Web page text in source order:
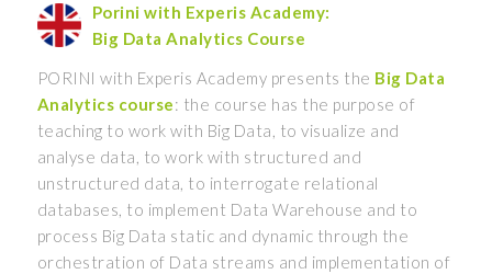
Porini with Experis Academy:
Big Data Analytics Course
PORINI with Experis Academy presents the Big Data
Analytics course: the course has the purpose of
teaching to work with Big Data, to visualize and
analyse data, to work with structured and
unstructured data, to interrogate relational
databases, to implement Data Warehouse and to
process Big Data static and dynamic through the
orchestration of Data streams and implementation of